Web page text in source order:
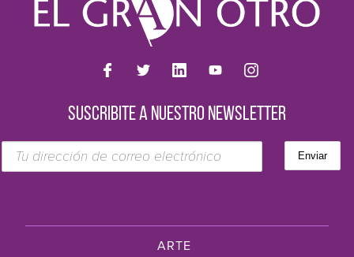
SUSCRIBITE A NUESTRO NEWSLETTER
ARTE